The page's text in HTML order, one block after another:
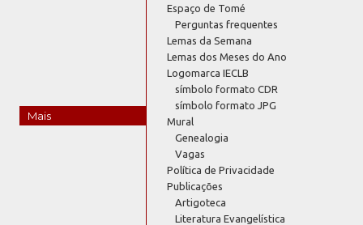
Mais
Espaço de Tomé
Perguntas frequentes
Lemas da Semana
Lemas dos Meses do Ano
Logomarca IECLB
símbolo formato CDR
símbolo formato JPG
Mural
Genealogia
Vagas
Política de Privacidade
Publicações
Artigoteca
Literatura Evangelística